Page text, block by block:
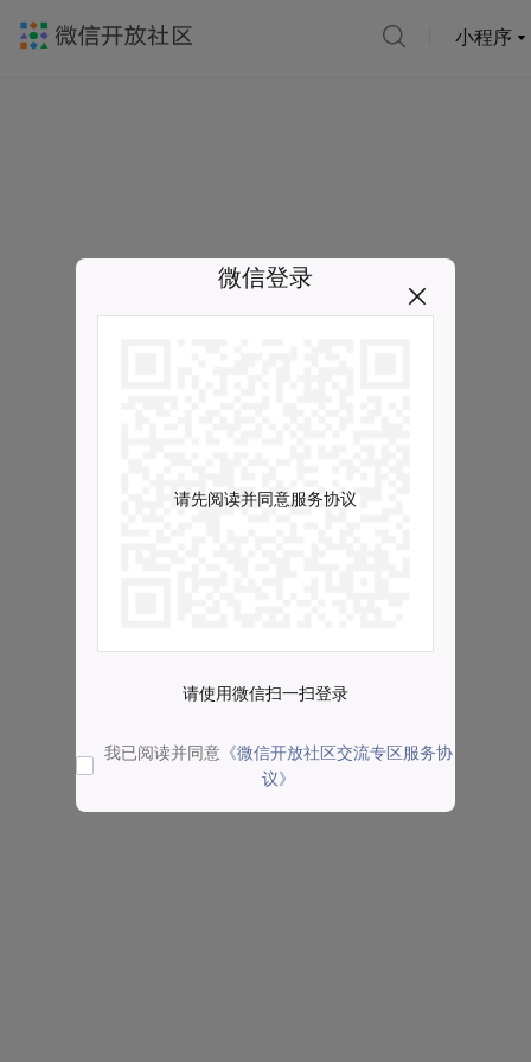
小程序
微信登录
请先阅读并同意服务协议
请使用微信扫一扫登录
我已阅读并同意 《微信开放社区交流专区服务协
议》